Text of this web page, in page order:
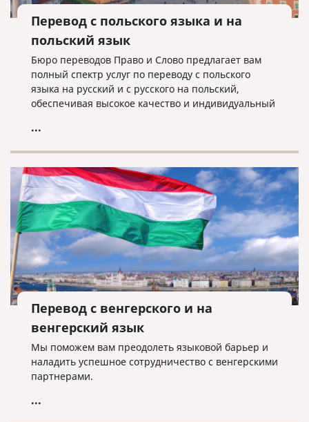
Перевод с польского языка и на
польский язык
Бюро переводов Право и Слово предлагает вам
полный спектр услуг по переводу с польского
языка на русский и с русского на польский,
обеспечивая высокое качество и индивидуальный
...
Перевод с венгерского и на
венгерский язык
Мы поможем вам преодолеть языковой барьер и
наладить успешное сотрудничество с венгерскими
партнерами.
...